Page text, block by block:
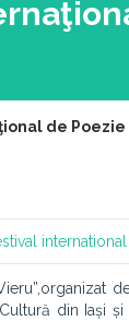
de
organizat
din Iași